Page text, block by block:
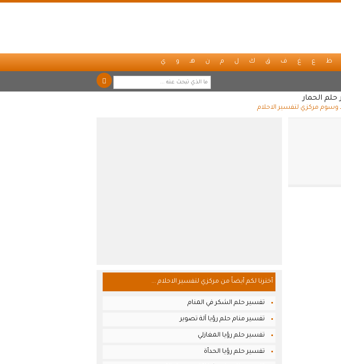
ظ ع غ ف ق ك ل م ن هـ و ي
الحمار
مركزي لتفسير الاحلام
أخترنا لكم أيضاً من مركزي لتفسير الاحلام ...
تفسير حلم الشكر في المنام
تفسير منام حلم رؤيا آلة تصوير
تفسير حلم رؤيا المغازلي
تفسير حلم رؤيا الحدأة